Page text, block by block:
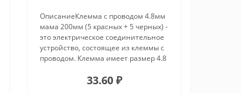
ОписаниеКлемма с проводом 4.8мм
мама 200мм (5 красных + 5 черных) -
это электрическое соединительное
устройство, состоящее из клеммы с
проводом. Клемма имеет размер 4.8
который обеспечивает надежное и
33.60 ₽